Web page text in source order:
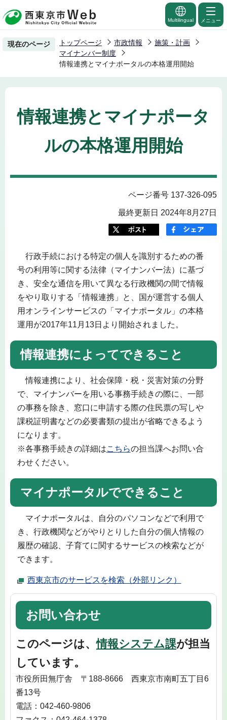
の
ー
の
先
Multilingual メニュー
現在のページ トップページ 市政情報
施策・計画
マイナンバー制度
情報連携とマイナポータルの本格運用開始
情報連携とマイナポータ
ルの本格運用開始
ページ番号 137-326-095
最終更新日 2024年8月27日
行政手続における特定の個人を識別するための番
号の利用等に関する法律（マイナンバー法）に基づ
き、安全な通信を用いて異なる行政機関の間で情報
をやり取りする「情報連携」と、国が運営する個人
用オンラインサービスの「マイナポータル」の本格
運用が2017年11月13日より開始されました。
情報連携によってできること
情報連携により、社会保障・税・災害対策の分野
で、マイナンバーを用いる事務手続きの際に、一部
の事務を除き、窓口に申請する際の住民票の写しや
課税証明書などの必要書類の提出が省略できるよう
になります。
※各事務手続きの詳細はこちらの担当課へお問い合
わせください。
マイナポータルでできること
マイナポータルは、自分のパソコンなどで利用で
き、行政機関などがやりとりした自分の個人情報の
履歴の確認、子育てに関するサービスの検索などが
できます。
西東京市のサービスを検索（外部リンク）
お問い合わせ
このページは、情報システム課が担当
しています。
市役所田無庁舎 〒188-8666 西東京市南町五丁目6
番13号
電話：042-460-9806